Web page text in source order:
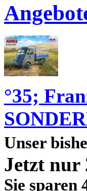
°35;
Unser
Jetzt nur
Sie sparen